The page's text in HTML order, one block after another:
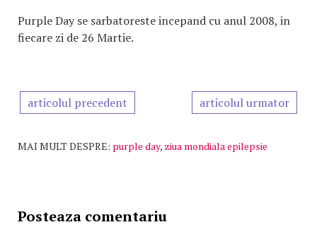
Purple Day se sarbatoreste incepand cu anul 2008, in
fiecare zi de 26 Martie.
articolul precedent articolul urmator
MAI MULT DESPRE: purple day, ziua mondiala epilepsie
Posteaza comentariu